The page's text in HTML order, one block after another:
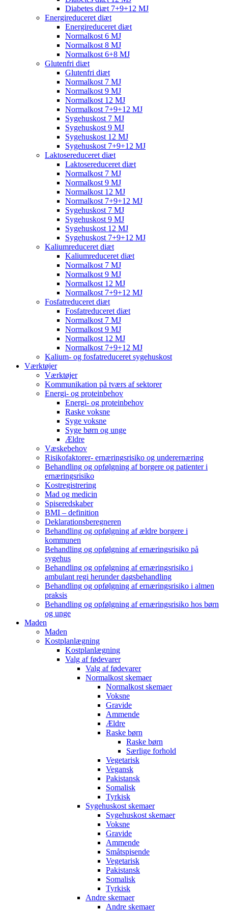
Diabetes diæt 7+9+12 MJ
Energireduceret diæt
Energireduceret diæt
Normalkost 6 MJ
Normalkost 8 MJ
Normalkost 6+8 MJ
Glutenfri diæt
Glutenfri diæt
Normalkost 7 MJ
Normalkost 9 MJ
Normalkost 12 MJ
Normalkost 7+9+12 MJ
Sygehuskost 7 MJ
Sygehuskost 9 MJ
Sygehuskost 12 MJ
Sygehuskost 7+9+12 MJ
Laktosereduceret diæt
Laktosereduceret diæt
Normalkost 7 MJ
Normalkost 9 MJ
Normalkost 12 MJ
Normalkost 7+9+12 MJ
Sygehuskost 7 MJ
Sygehuskost 9 MJ
Sygehuskost 12 MJ
Sygehuskost 7+9+12 MJ
Kaliumreduceret diæt
Kaliumreduceret diæt
Normalkost 7 MJ
Normalkost 9 MJ
Normalkost 12 MJ
Normalkost 7+9+12 MJ
Fosfatreduceret diæt
Fosfatreduceret diæt
Normalkost 7 MJ
Normalkost 9 MJ
Normalkost 12 MJ
Normalkost 7+9+12 MJ
Kalium- og fosfatreduceret sygehuskost
Værktøjer
Værktøjer
Kommunikation på tværs af sektorer
Energi- og proteinbehov
Energi- og proteinbehov
Raske voksne
Syge voksne
Syge børn og unge
Ældre
Væskebehov
Risikofaktorer- ernæringsrisiko og underernæring
Behandling og opfølgning af borgere og patienter i
ernæringsrisiko
Kostregistrering
Mad og medicin
Spiseredskaber
BMI – definition
Deklarationsberegneren
Behandling og opfølgning af ældre borgere i
kommunen
Behandling og opfølgning af ernæringsrisiko på
sygehus
Behandling og opfølgning af ernæringsrisiko i
ambulant regi herunder dagsbehandling
Behandling og opfølgning af ernæringsrisiko i almen
praksis
Behandling og opfølgning af ernæringsrisiko hos børn
og unge
Maden
Maden
Kostplanlægning
Kostplanlægning
Valg af fødevarer
Valg af fødevarer
Normalkost skemaer
Normalkost skemaer
Voksne
Gravide
Ammende
Ældre
Raske børn
Raske børn
Særlige forhold
Vegetarisk
Vegansk
Pakistansk
Somalisk
Tyrkisk
Sygehuskost skemaer
Sygehuskost skemaer
Voksne
Gravide
Ammende
Småtspisende
Vegetarisk
Pakistansk
Somalisk
Tyrkisk
Andre skemaer
Andre skemaer